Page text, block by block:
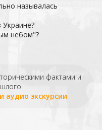
называлась
Украине?
небом"?
фактами и
аудио экскурсии